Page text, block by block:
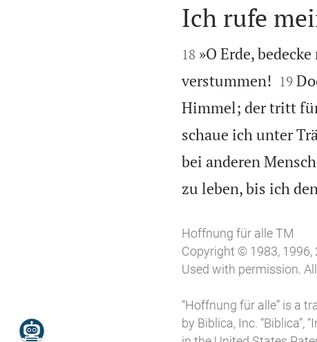

Ich rufe

18 »O Erde,
verstummen!
19
Himmel; der tritt
schaue ich unter
bei anderen
zu leben, bis ich
Hoffnung für alle TM
Copyright © 1983, 1996,
Used with permission.
“Hoffnung für alle” is a
by Biblica, Inc.